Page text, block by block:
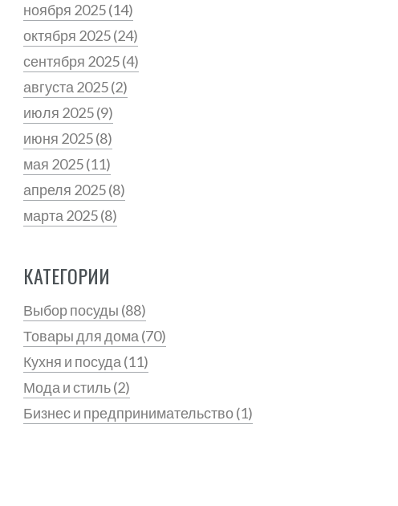
ноября 2025(14)
октября 2025(24)
сентября 2025(4)
августа 2025(2)
июля 2025(9)
июня 2025(8)
мая 2025(11)
апреля 2025(8)
марта 2025(8)
КАТЕГОРИИ
Выбор посуды (88)
Товары для дома (70)
Кухня и посуда (11)
Мода и стиль(2)
Бизнес и предпринимательство(1)